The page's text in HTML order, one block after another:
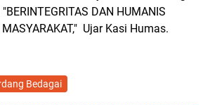
DAN HUMANIS
Ujar Kasi Humas.
Bedagai